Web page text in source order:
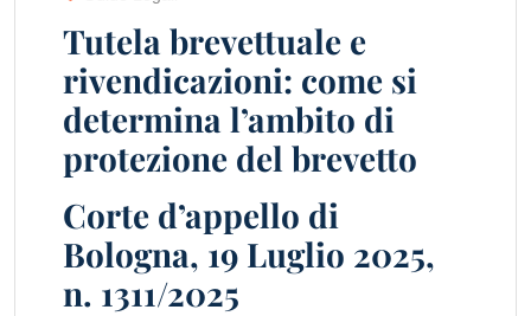
Tutela brevettuale e
rivendicazioni: come si
determina l’ambito di
protezione del brevetto
Corte d’appello di
Bologna, 19 Luglio 2025,
n. 1311/2025